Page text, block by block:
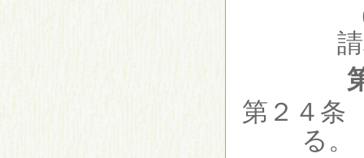
（４）
第２４条
る。